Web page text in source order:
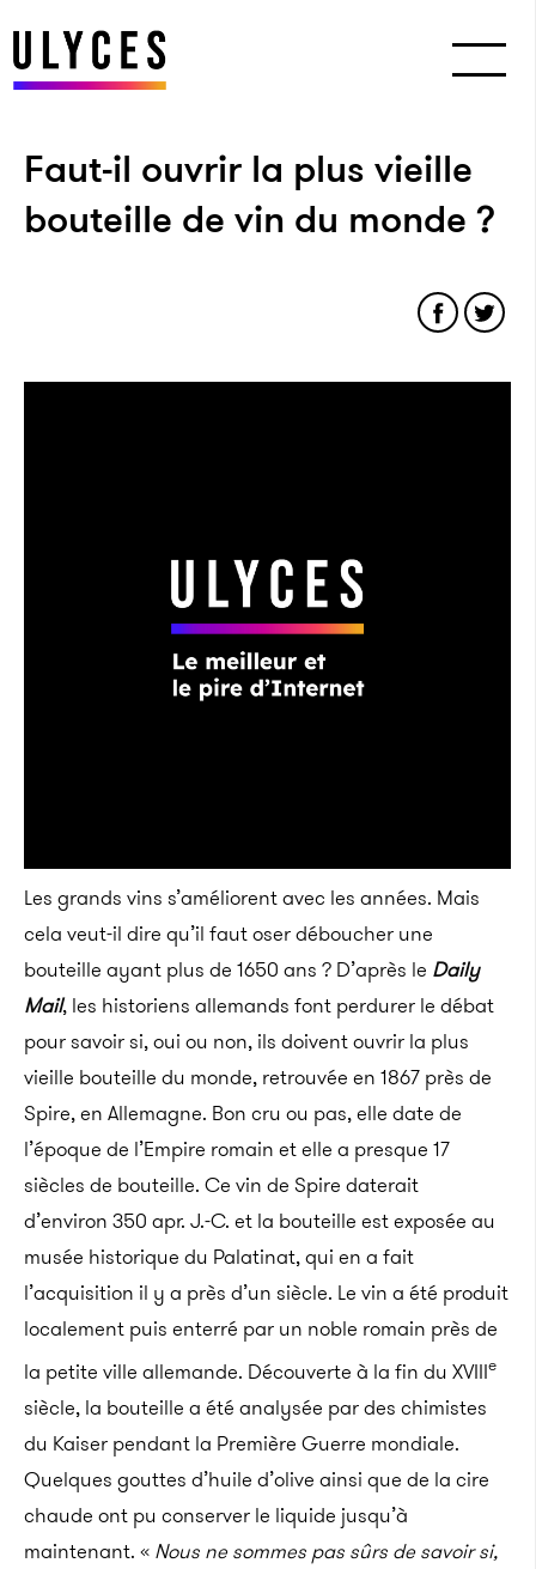
Faut-il ouvrir la plus vieille
bouteille de vin du monde ?
Les grands vins s’améliorent avec les années. Mais
cela veut-il dire qu’il faut oser déboucher une
bouteille ayant plus de 1650 ans ? D’après le Daily
Mail, les historiens allemands font perdurer le débat
pour savoir si, oui ou non, ils doivent ouvrir la plus
vieille bouteille du monde, retrouvée en 1867 près de
Spire, en Allemagne. Bon cru ou pas, elle date de
l’époque de l’Empire romain et elle a presque 17
siècles de bouteille. Ce vin de Spire daterait
d’environ 350 apr. J.-C. et la bouteille est exposée au
musée historique du Palatinat, qui en a fait
l’acquisition il y a près d’un siècle. Le vin a été produit
localement puis enterré par un noble romain près de
la petite ville allemande. Découverte à la fin du XVIIIe
siècle, la bouteille a été analysée par des chimistes
du Kaiser pendant la Première Guerre mondiale.
Quelques gouttes d’huile d’olive ainsi que de la cire
chaude ont pu conserver le liquide jusqu’à
maintenant. « Nous ne sommes pas sûrs de savoir si,